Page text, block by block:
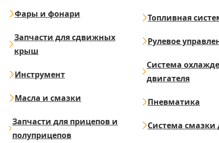
Фары и фонари
Запчасти для сдвижных
крыш
Инструмент
Масла и смазки
Запчасти для прицепов и
полуприцепов
Топливная
Рулевое
Система
двигателя
Пневматика
Система смазки